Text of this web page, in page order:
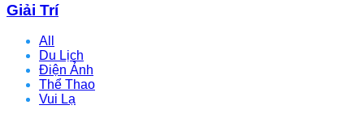
Giải Trí
All
Du Lịch
Điện Ảnh
Thể Thao
Vui Lạ